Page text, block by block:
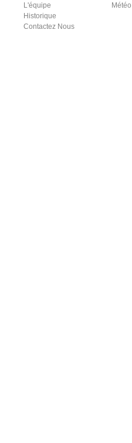
L'équipe
Historique
Contactez Nous